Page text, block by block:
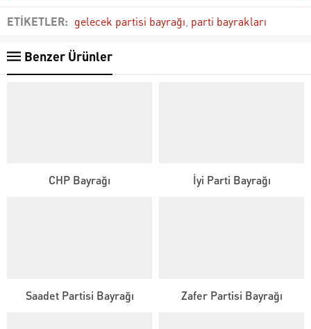
ETİKETLER: gelecek partisi bayrağı parti bayrakları
Benzer Ürünler
CHP Bayrağı İyi Parti Bayrağı
Saadet Partisi Bayrağı Zafer Partisi Bayrağı